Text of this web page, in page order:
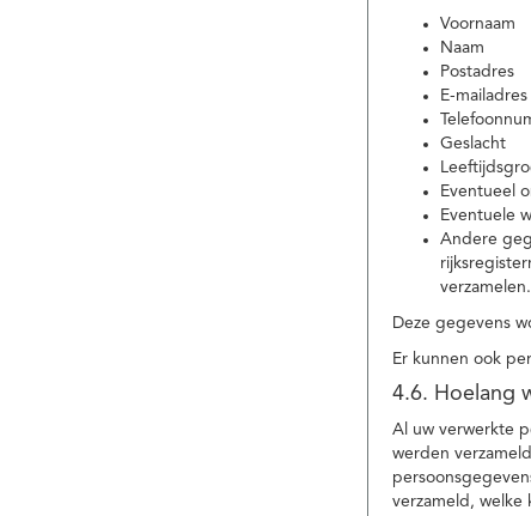
Voornaam
Naam
Postadres
E-mailadres
Geslacht
Eventueel
Eventuele
Andere
verzamelen.
Deze gegevens
Er kunnen ook
4.6. Hoelang
Al uw verwerkte
werden
verzameld,